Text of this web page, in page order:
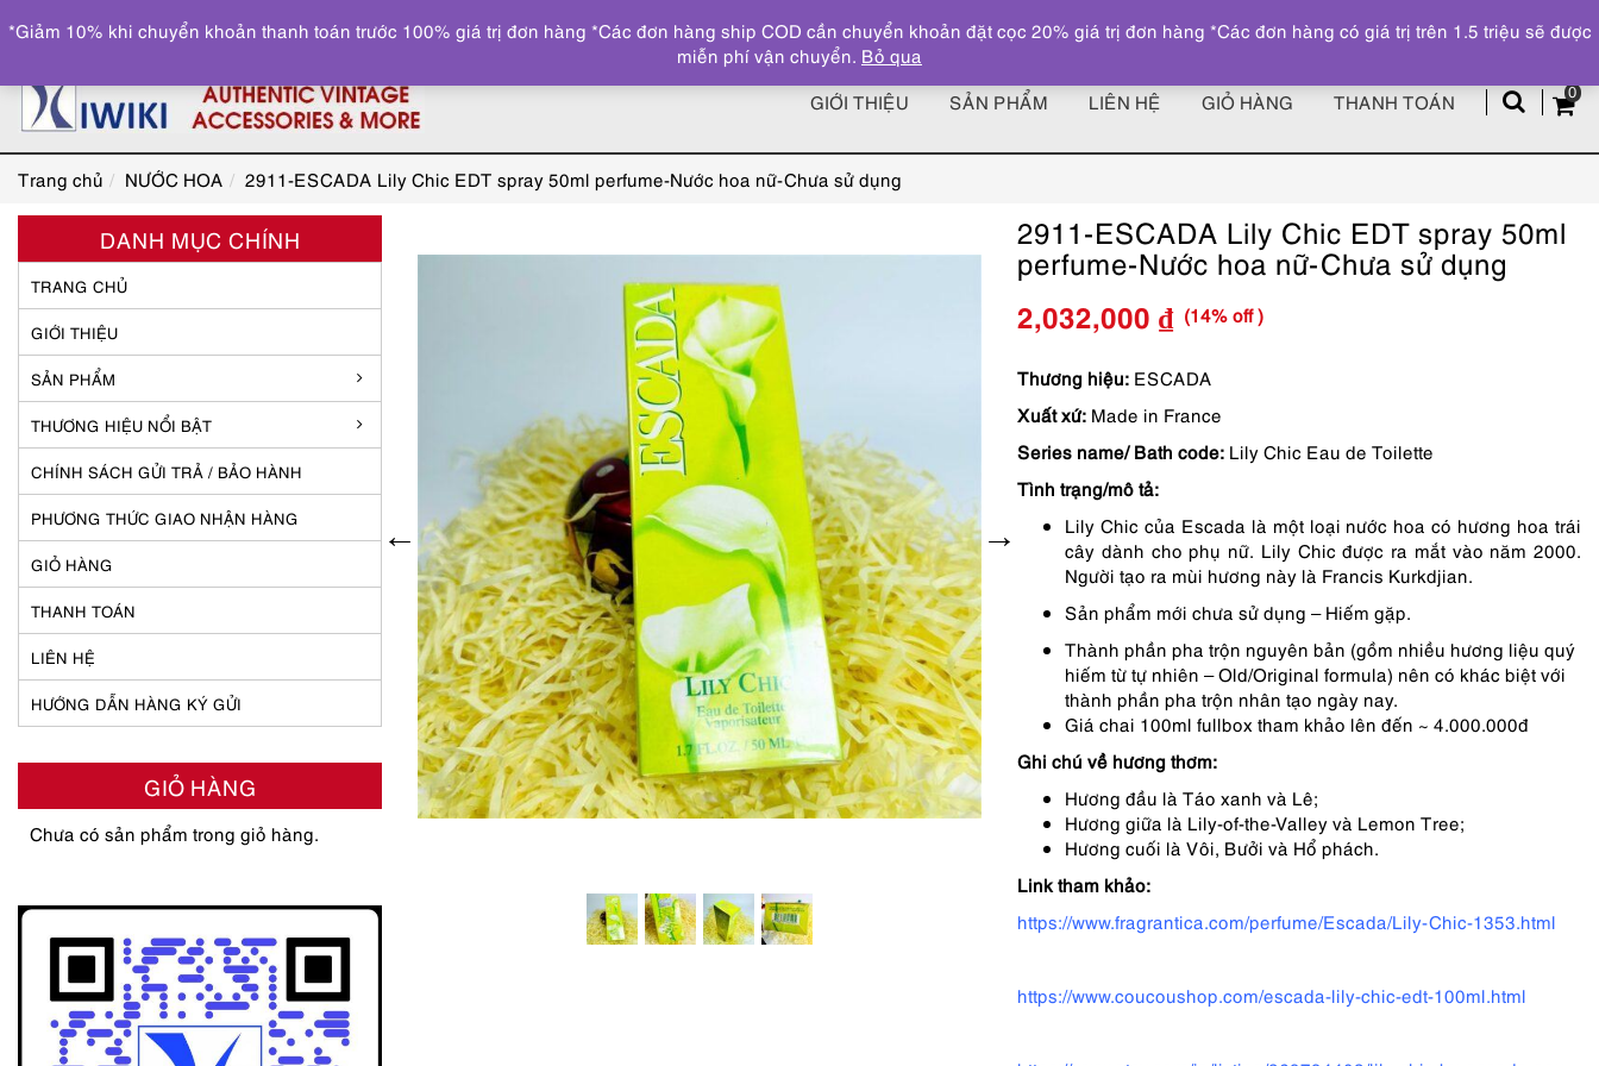
z
0
GIỚI THIỆU SẢN PHẨM LIÊN HỆ GIỎ HÀNG THANH TOÁN
Trang chủ NƯỚC HOA 2911-ESCADA Lily Chic EDT spray 50ml perfume-Nước hoa nữ-Chưa sử dụng
2911-ESCADA Lily Chic EDT spray 50ml
perfume-Nước hoa nữ-Chưa sử dụng
Giá
gốc
là:
2,390,000 ₫.
2,032,000 ₫
Giá
hiện
tại
là:
(14% off )
Thương hiệu: ESCADA
Xuất xứ: Made in France
Series name/ Bath code: Lily Chic Eau de Toilette
Tình trạng/mô tả:
Lily Chic của Escada là một loại nước hoa có hương hoa trái
cây dành cho phụ nữ. Lily Chic được ra mắt vào năm 2000.
Người tạo ra mùi hương này là Francis Kurkdjian.
Sản phẩm mới chưa sử dụng – Hiếm gặp.
Thành phần pha trộn nguyên bản (gồm nhiều hương liệu quý
hiếm từ tự nhiên – Old/Original formula) nên có khác biệt với
thành phần pha trộn nhân tạo ngày nay.
Giá chai 100ml fullbox tham khảo lên đến ~ 4.000.000đ
Ghi chú về hương thơm:
Hương đầu là Táo xanh và Lê;
Hương giữa là Lily-of-the-Valley và Lemon Tree;
Hương cuối là Vôi, Bưởi và Hổ phách.
Link tham khảo:
https://www.fragrantica.com/perfume/Escada/Lily-Chic-1353.html
https://www.coucoushop.com/escada-lily-chic-edt-100ml.html
DANH MỤC CHÍNH
TRANG CHỦ
GIỚI THIỆU
SẢN PHẨM
THƯƠNG HIỆU NỔI BẬT
CHÍNH SÁCH GỬI TRẢ / BẢO HÀNH
PHƯƠNG THỨC GIAO NHẬN HÀNG
GIỎ HÀNG
THANH TOÁN
LIÊN HỆ
HƯỚNG DẪN HÀNG KÝ GỬI
GIỎ HÀNG
Chưa có sản phẩm trong giỏ hàng.
*Giảm 10% khi chuyển khoản thanh toán trước 100% giá trị đơn hàng *Các đơn hàng ship COD cần chuyển khoản đặt cọc 20% giá trị đơn hàng *Các đơn hàng có giá trị trên 1.5 triệu sẽ được
miễn phí vận chuyển. Bỏ qua